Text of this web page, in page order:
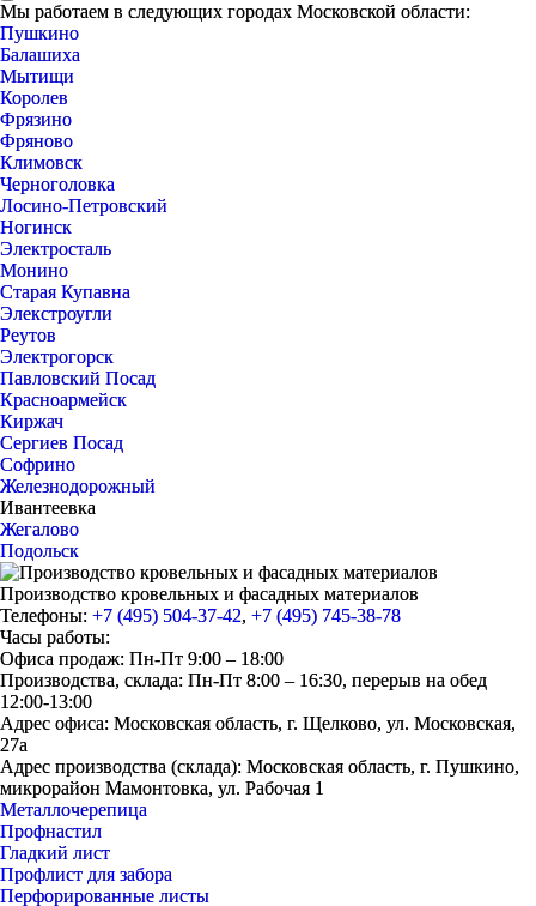
Мы работаем в следующих городах Московской области:
Пушкино
Балашиха
Мытищи
Королев
Фрязино
Фряново
Климовск
Черноголовка
Лосино-Петровский
Ногинск
Электросталь
Монино
Старая Купавна
Элекстроугли
Реутов
Электрогорск
Павловский Посад
Красноармейск
Киржач
Сергиев Посад
Софрино
Железнодорожный
Ивантеевка
Жегалово
Подольск
Производство кровельных и фасадных материалов
Телефоны: +7 (495) 504-37-42, +7 (495) 745-38-78
Часы работы:
Офиса продаж: Пн-Пт 9:00 – 18:00
Производства, склада: Пн-Пт 8:00 – 16:30, перерыв на обед
12:00-13:00
Адрес офиса: Московская область, г. Щелково, ул. Московская,
27а
Адрес производства (склада): Московская область, г. Пушкино,
микрорайон Мамонтовка, ул. Рабочая 1
Металлочерепица
Профнастил
Гладкий лист
Профлист для забора
Перфорированные листы